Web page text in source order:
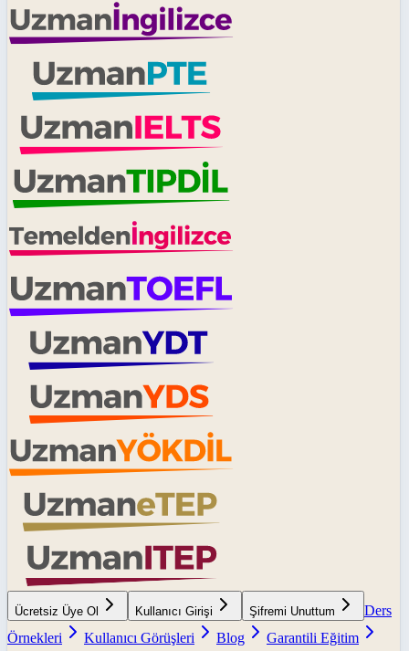
Ücretsiz Üye Ol Kullanıcı Girişi Şifremi Unuttum
Ders
Örnekleri
Kullanıcı Görüşleri Blog
Garantili Eğitim